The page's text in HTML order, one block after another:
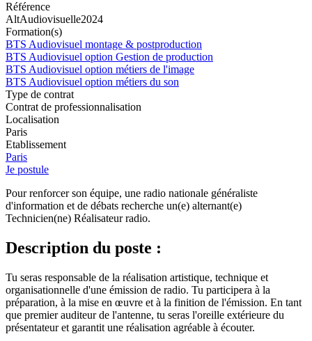
Référence
AltAudiovisuelle2024
Formation(s)
BTS Audiovisuel montage & postproduction
BTS Audiovisuel option Gestion de production
BTS Audiovisuel option métiers de l'image
BTS Audiovisuel option métiers du son
Type de contrat
Contrat de professionnalisation
Localisation
Paris
Etablissement
Paris
Je postule
Pour renforcer son équipe, une radio nationale généraliste
d'information et de débats recherche un(e) alternant(e)
Technicien(ne) Réalisateur radio.
Description du poste :
Tu seras responsable de la réalisation artistique, technique et
organisationnelle d'une émission de radio. Tu participera à la
préparation, à la mise en œuvre et à la finition de l'émission. En tant
que premier auditeur de l'antenne, tu seras l'oreille extérieure du
présentateur et garantit une réalisation agréable à écouter.